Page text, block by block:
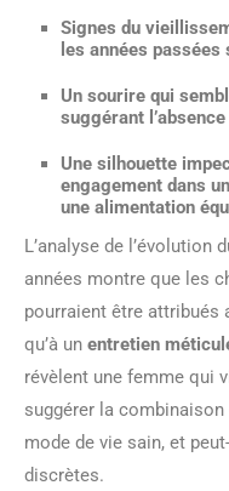
Signes du
les années
Un sourire qui
suggérant
Une silhouette
engagement dans
une alimentation
L’analyse de l’évolution
années montre que les
pourraient être attribués
qu’à un entretien
révèlent une femme qui
suggérer la combinaison
mode de vie sain, et
discrètes.